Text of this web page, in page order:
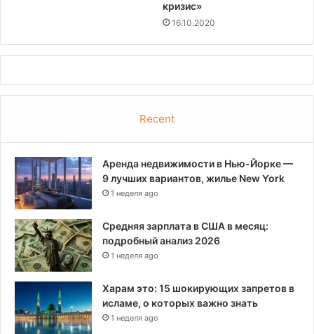
кризис»
16.10.2020
Recent
Аренда недвижимости в Нью-Йорке —
9 лучших вариантов, жилье New York
1 неделя ago
Средняя зарплата в США в месяц:
подробный анализ 2026
1 неделя ago
Харам это: 15 шокирующих запретов в
исламе, о которых важно знать
1 неделя ago